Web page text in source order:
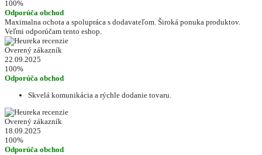
100%
Odporúča obchod
Maximalna ochota a spolupráca s dodavateľom. Široká ponuka produktov.
Veľmi odporúčam tento eshop.
Overený zákazník
22.09.2025
100%
Odporúča obchod
Skvelá komunikácia a rýchle dodanie tovaru.
Overený zákazník
18.09.2025
100%
Odporúča obchod